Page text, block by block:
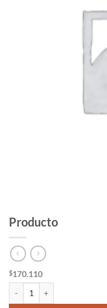
Producto
$170.110